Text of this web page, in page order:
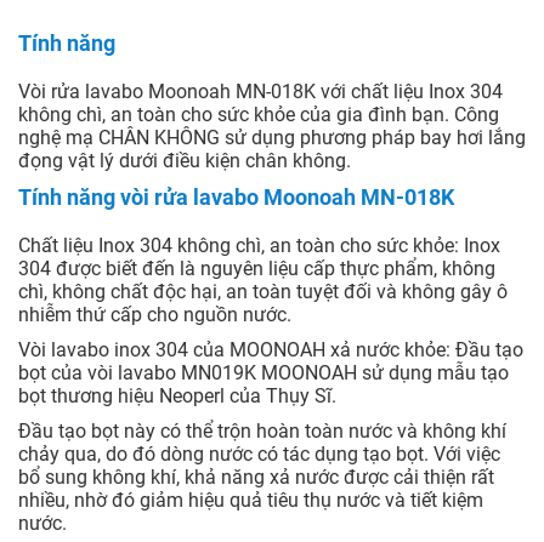
Tính năng
Vòi rửa lavabo Moonoah MN-018K với chất liệu Inox 304
không chì, an toàn cho sức khỏe của gia đình bạn. Công
nghệ mạ CHÂN KHÔNG sử dụng phương pháp bay hơi lắng
đọng vật lý dưới điều kiện chân không.
Tính năng vòi rửa lavabo Moonoah MN-018K
Chất liệu Inox 304 không chì, an toàn cho sức khỏe: Inox
304 được biết đến là nguyên liệu cấp thực phẩm, không
chì, không chất độc hại, an toàn tuyệt đối và không gây ô
nhiễm thứ cấp cho nguồn nước.
Vòi lavabo inox 304 của MOONOAH xả nước khỏe: Đầu tạo
bọt của vòi lavabo MN019K MOONOAH sử dụng mẫu tạo
bọt thương hiệu Neoperl của Thụy Sĩ.
Đầu tạo bọt này có thể trộn hoàn toàn nước và không khí
chảy qua, do đó dòng nước có tác dụng tạo bọt. Với việc
bổ sung không khí, khả năng xả nước được cải thiện rất
nhiều, nhờ đó giảm hiệu quả tiêu thụ nước và tiết kiệm
nước.